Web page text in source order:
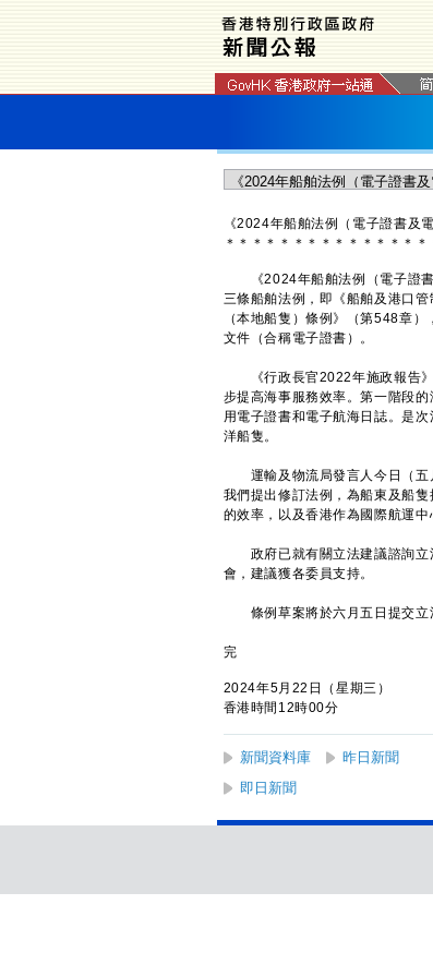
《2024年船舶法例（電子證書及
＊ ＊ ＊ ＊ ＊ ＊ ＊ ＊ ＊ ＊ ＊ ＊ ＊ ＊ ＊
《2024年船舶法例（電子證書
三條船舶法例，即《船舶及港口
（本地船隻）條例》（第548章
文件（合稱電子證書）。
《行政長官2022年施政報告》
步提高海事服務效率。第一階段
用電子證書和電子航海日誌。是
洋船隻。
運輸及物流局發言人今日（五
我們提出修訂法例，為船東及船
的效率，以及香港作為國際航運中
政府已就有關立法建議諮詢立
會，建議獲各委員支持。
條例草案將於六月五日提交立
完
2024年5月22日（星期三）
香港時間12時00分
新聞資料庫 昨日新聞
即日新聞